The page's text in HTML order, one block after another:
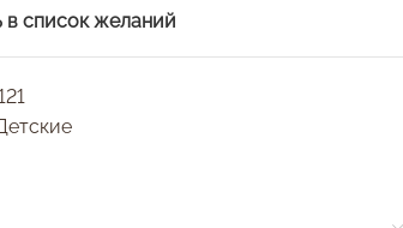
в список желаний